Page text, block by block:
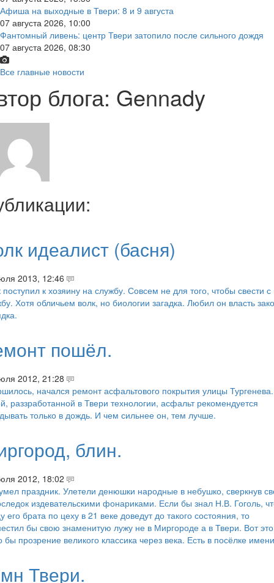
Афиша на выходные в Твери: 8 и 9 августа
07 августа 2026, 10:00
Фантомный ливень: центр Твери затопило после сильного дождя
07 августа 2026, 08:30
Все главные новости
блога: Gennady
идеалист (басня)
2013, 12:46
поступил к хозяину на службу. Совсем не для того, чтобы свести
Хотя обличьем волк, но биологии загадка. Любил он власть
пошёл.
2012, 21:28
начался ремонт асфальтового покрытия улицы
раззработанной в Твери технологии, асфальт рекомендуется
только в дождь. И чем сильнее он, тем лучше.
блин.
2012, 18:02
праздник. Улетели денюшки народные в небушко, сверкнув
издевательскими фонариками. Если бы знал Н.В. Гоголь,
его брата по цеху в 21 веке доведут до такого состояния, то
бы свою знаменитую лужу не в Миргороде а в Твери. Вот это
бы прозрение великого классика через века. Есть в посёлке
Твери.